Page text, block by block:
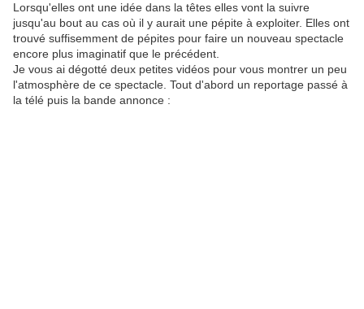
Lorsqu'elles ont une idée dans la têtes elles vont la suivre
jusqu'au bout au cas où il y aurait une pépite à exploiter. Elles ont
trouvé suffisemment de pépites pour faire un nouveau spectacle
encore plus imaginatif que le précédent.
Je vous ai dégotté deux petites vidéos pour vous montrer un peu
l'atmosphère de ce spectacle. Tout d'abord un reportage passé à
la télé puis la bande annonce :